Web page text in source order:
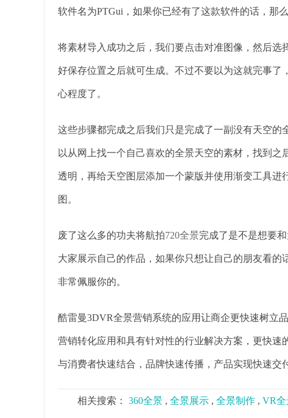
软件名为PTGui，如果你已经有了这款软件的话，那
将素材导入成功之后，我们要点击对准图像，然后
好保存位置之后就可生成。不过不要以为这就完事
心程度了。
这些步骤都完成之后我们只是完成了一副没有天空的
以从网上找一个自己喜欢的全景天空的素材，找到
透明，再给天空图层添加一个蒙版并使用渐变工具
图。
废了这么多的功夫将航拍720全景完成了是不是想要
大家展示自己的作品，如果你只想让自己的朋友看
非常佩服你的。
酷雷曼3DVR全景营销系统的应用让商企更快速树立
营销转化应用和具有针对性的行业解决方案，更快
与消费者快速结合，品牌快速传播，产品实现快速交
相关搜索： 360全景 , 全景展示 , 全景制作 , VR全